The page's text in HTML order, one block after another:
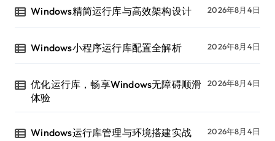
Windows精简运行库与高效架构设计 2026年8月4日
Windows小程序运行库配置全解析 2026年8月4日
优化运行库，畅享Windows无障碍顺滑
体验
2026年8月4日
Windows运行库管理与环境搭建实战 2026年8月4日